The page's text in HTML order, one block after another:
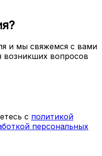
и мы свяжемся с вами
возникших вопросов
с политикой
персональных